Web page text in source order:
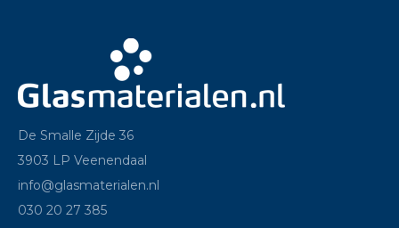
De Smalle Zijde 36
3903 LP Veenendaal
info@glasmaterialen.nl
030 20 27 385